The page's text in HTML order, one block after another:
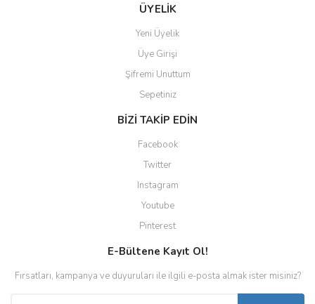
ÜYELİK
Yeni Üyelik
Üye Girişi
Şifremi Unuttum
Sepetiniz
BİZİ TAKİP EDİN
Facebook
Twitter
Instagram
Youtube
Pinterest
E-Bültene Kayıt Ol!
Fırsatları, kampanya ve duyuruları ile ilgili e-posta almak ister misiniz?